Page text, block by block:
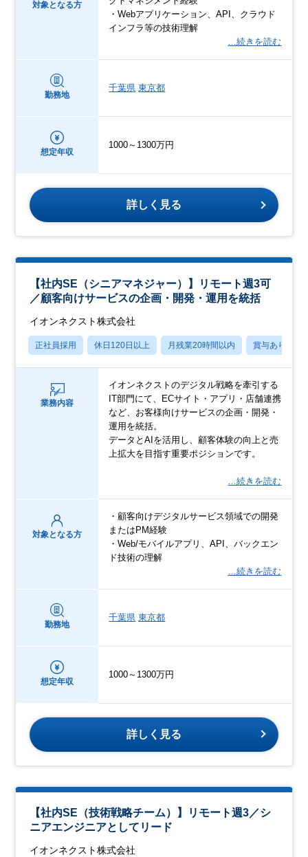
対象となる方
・Webアプリケーション、API、クラウド
インフラ等の技術理解
…続きを読む
勤務地
千葉県 東京都
想定年収
1000～1300万円
詳しく見る
【社内SE（シニアマネジャー）】リモート週3可
／顧客向けサービスの企画・開発・運用を統括
イオンネクスト株式会社
正社員採用 休日120日以上 月残業20時間以内 賞与あり
業務内容
イオンネクストのデジタル戦略を牽引する
IT部門にて、ECサイト・アプリ・店舗連携
など、お客様向けサービスの企画・開発・
運用を統括。
データとAIを活用し、顧客体験の向上と売
上拡大を目指す重要ポジションです。
…続きを読む
対象となる方
・顧客向けデジタルサービス領域での開発
またはPM経験
・Web/モバイルアプリ、API、バックエン
ド技術の理解
…続きを読む
勤務地
千葉県 東京都
想定年収
1000～1300万円
詳しく見る
【社内SE（技術戦略チーム）】リモート週3／シ
ニアエンジニアとしてリード
イオンネクスト株式会社